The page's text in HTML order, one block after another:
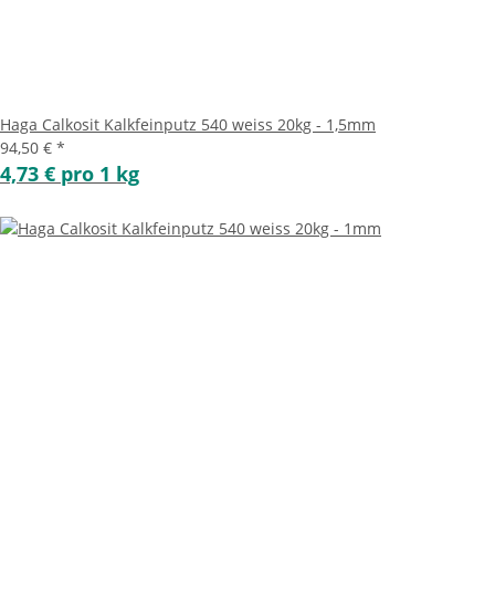
Haga Calkosit Kalkfeinputz 540 weiss 20kg - 1,5mm
94,50 € *
4,73 € pro 1 kg